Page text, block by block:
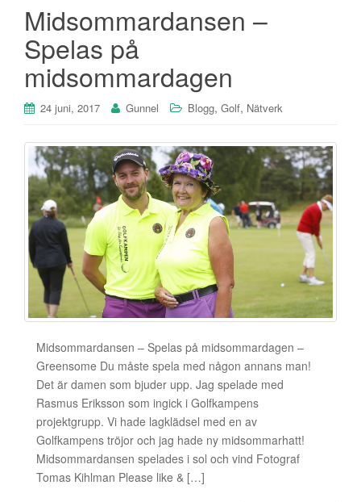
Midsommardansen –
Spelas på
midsommardagen
24 juni, 2017 Gunnel Blogg, Golf, Nätverk
Midsommardansen – Spelas på midsommardagen –
Greensome Du måste spela med någon annans man!
Det är damen som bjuder upp. Jag spelade med
Rasmus Eriksson som ingick i Golfkampens
projektgrupp. Vi hade lagklädsel med en av
Golfkampens tröjor och jag hade ny midsommarhatt!
Midsommardansen spelades i sol och vind Fotograf
Tomas Kihlman Please like & […]